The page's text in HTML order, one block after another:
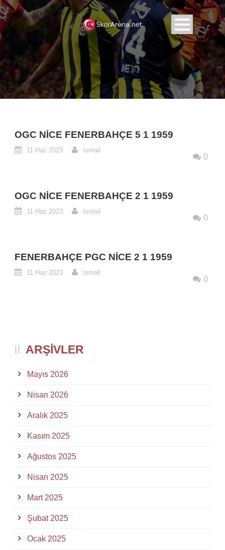
OGC NICE FENERBAHÇE 5 1 1959
11 Haz 2023 Ismail
0
OGC NICE FENERBAHÇE 2 1 1959
11 Haz 2023 Ismail
0
FENERBAHÇE PGC NICE 2 1 1959
11 Haz 2023 Ismail
0
ARŞIVLER
Mayıs 2026
Nisan 2026
Aralık 2025
Kasım 2025
Ağustos 2025
Nisan 2025
Mart 2025
Şubat 2025
Ocak 2025